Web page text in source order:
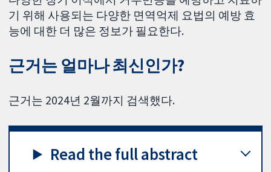
기 위해 사용되는 다양한 면역억제 요법의 예방 효
능에 대한 더 많은 정보가 필요한다.
근거는 얼마나 최신인가?
근거는 2024년 2월까지 검색했다.
Read the full abstract